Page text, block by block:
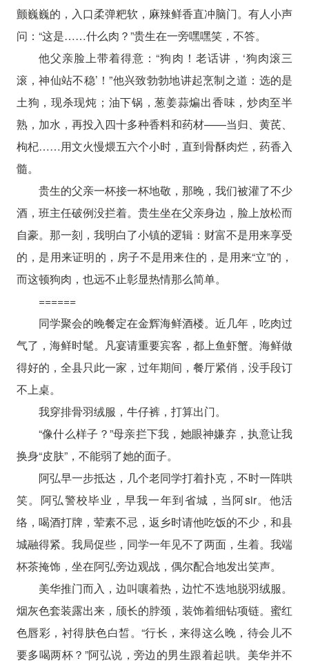
颤巍巍的，入口柔弹粑软，麻辣鲜香直冲脑门。有人小声
问：“这是……什么肉？”贵生在一旁嘿嘿笑，不答。
他父亲脸上带着得意：“狗肉！老话讲，‘狗肉滚三
滚，神仙站不稳’！”他兴致勃勃地讲起烹制之道：选的是
土狗，现杀现炖；油下锅，葱姜蒜煸出香味，炒肉至半
熟，加水，再投入四十多种香料和药材——当归、黄芪、
枸杞……用文火慢煨五六个小时，直到骨酥肉烂，药香入
髓。
贵生的父亲一杯接一杯地敬，那晚，我们被灌了不少
酒，班主任破例没拦着。贵生坐在父亲身边，脸上放松而
自豪。那一刻，我明白了小镇的逻辑：财富不是用来享受
的，是用来证明的，房子不是用来住的，是用来“立”的，
而这顿狗肉，也远不止彰显热情那么简单。
======
同学聚会的晚餐定在金辉海鲜酒楼。近几年，吃肉过
气了，海鲜时髦。凡宴请重要宾客，都上鱼虾蟹。海鲜做
得好的，全县只此一家，过年期间，餐厅紧俏，没手段订
不上桌。
我穿排骨羽绒服，牛仔裤，打算出门。
“像什么样子？”母亲拦下我，她眼神嫌弃，执意让我
换身“皮肤”，不能弱了她的面子。
阿弘早一步抵达，几个老同学打着扑克，不时一阵哄
笑。阿弘警校毕业，早我一年到省城，当阿sir。他活
络，喝酒打牌，荤素不忌，返乡时请他吃饭的不少，和县
城融得紧。我局促些，同学一年见不了两面，生着。我端
杯茶掩饰，坐在阿弘旁边观战，偶尔配合地发出笑声。
美华推门而入，边叫嚷着热，边忙不迭地脱羽绒服。
烟灰色套装露出来，颀长的脖颈，装饰着细钻项链。蜜红
色唇彩，衬得肤色白皙。“行长，来得这么晚，待会儿不
要多喝两杯？”阿弘说，旁边的男生跟着起哄。美华并不